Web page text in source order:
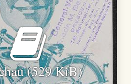
(529 KiB)